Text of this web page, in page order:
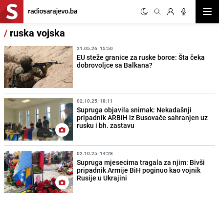
/ ruska vojska
21.05.26. 15:50
EU steže granice za ruske borce: Šta čeka
dobrovoljce sa Balkana?
02.10.25. 18:11
Supruga objavila snimak: Nekadašnji
pripadnik ARBiH iz Busovače sahranjen uz
rusku i bh. zastavu
02.10.25. 14:28
Supruga mjesecima tragala za njim: Bivši
pripadnik Armije BiH poginuo kao vojnik
Rusije u Ukrajini